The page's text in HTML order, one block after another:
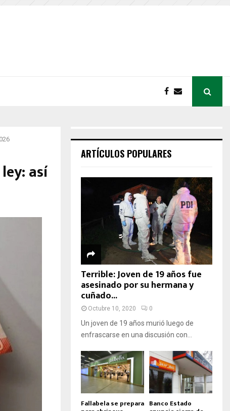
así
ARTÍCULOS POPULARES
Terrible: Joven de 19 años fue
asesinado por su hermana y
cuñado...
Octubre 10, 2020 0
Un joven de 19 años murió luego de
enfrascarse en una discusión con...
Fallabela se prepara Banco Estado